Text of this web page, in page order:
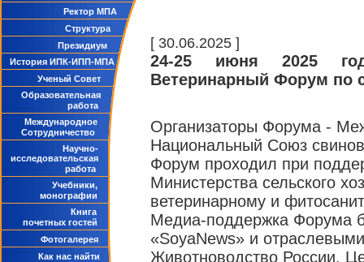
Ректор МПА
Структура
Президиум
История ИПК-ИПП-МПА
Ученый Совет
Образовательная
работа
Международное
Сотрудничество
Научно-
исследовательская
работа
Учебники,
монографии
Книга
почетных гостей
Фотогалерея
Как нас найти
[ 30.06.2025 ]
24-25 июня 2025
Ветеринарный Форум по
Организаторы Форума -
Национальный Союз
Форум проходил при
Министерства сельского
ветеринарному и
Медиа-поддержка Форума
«SoyaNews» и
Животноводство России,